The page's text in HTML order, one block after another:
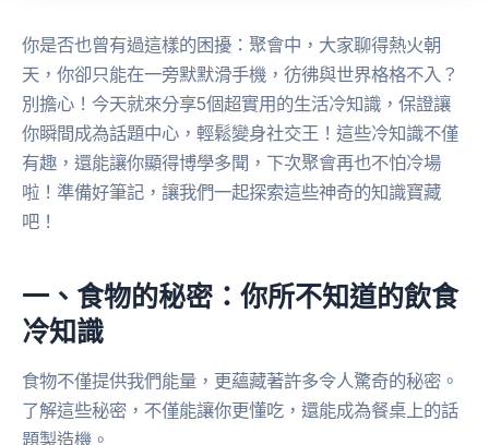
你是否也曾有過這樣的困擾：聚會中，大家聊得熱火朝
天，你卻只能在一旁默默滑手機，彷彿與世界格格不入？
別擔心！今天就來分享5個超實用的生活冷知識，保證讓
你瞬間成為話題中心，輕鬆變身社交王！這些冷知識不僅
有趣，還能讓你顯得博學多聞，下次聚會再也不怕冷場
啦！準備好筆記，讓我們一起探索這些神奇的知識寶藏
吧！
一、食物的秘密：你所不知道的飲食
冷知識
食物不僅提供我們能量，更蘊藏著許多令人驚奇的秘密。
了解這些秘密，不僅能讓你更懂吃，還能成為餐桌上的話
題製造機。